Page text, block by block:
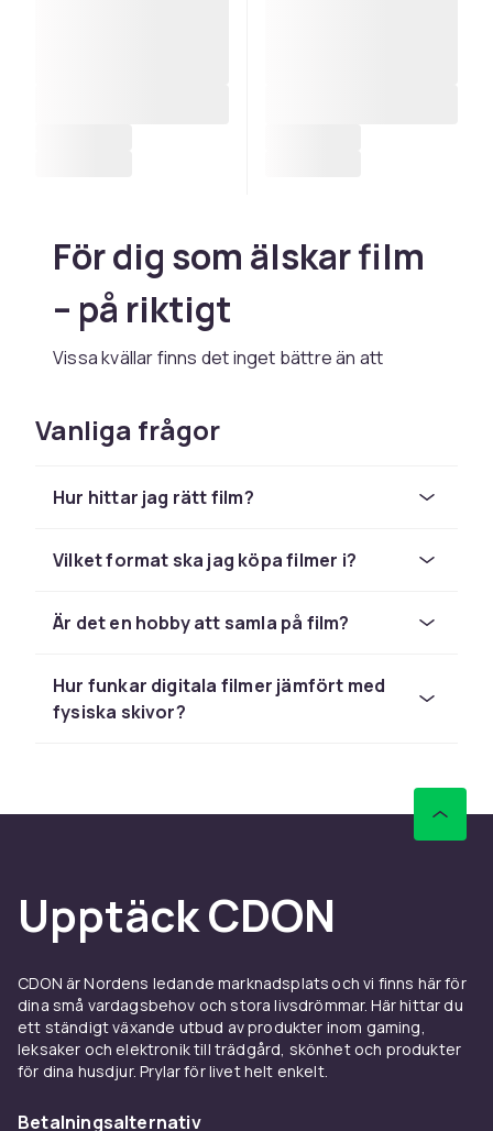
För dig som älskar film
– på riktigt
Vissa kvällar finns det inget bättre än att
en klassiker du aldrig tröttnar på. Kanske något
så är det barnens tur att välja, och du vet att
det blir tredje gången på en vecka. Oavsett
stund, din smak och ditt humör.
Vilken filmkänsla är du ute
Skratta åt något fånigt. Bli rädd av en gammal
rysare. Få ett lyckorus av en kärlekshistoria
exakt vad man letar efter. Ibland vill man bara
westernklassiker och nostalgiska familjefilmer.
Inget filter behövs. Bara känsla.
Fysiska filmer du faktiskt
äger
Det är något särskilt med att hålla i en film. Att
se omslaget, känna doften av ny plast eller att
Vanliga frågor
Hur hittar jag rätt film?
Vilket format ska jag köpa filmer i?
Är det en hobby att samla på film?
Hur funkar digitala filmer jämfört med
fysiska skivor?
Upptäck CDON
CDON är Nordens ledande marknadsplats och vi finns här för
dina små vardagsbehov och stora livsdrömmar. Här hittar du
ett ständigt växande utbud av produkter inom gaming,
leksaker och elektronik till trädgård, skönhet och produkter
för dina husdjur. Prylar för livet helt enkelt.
Betalningsalternativ